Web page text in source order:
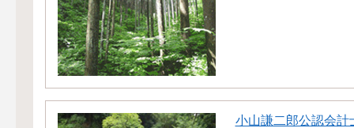
小山謙二郎公認会計